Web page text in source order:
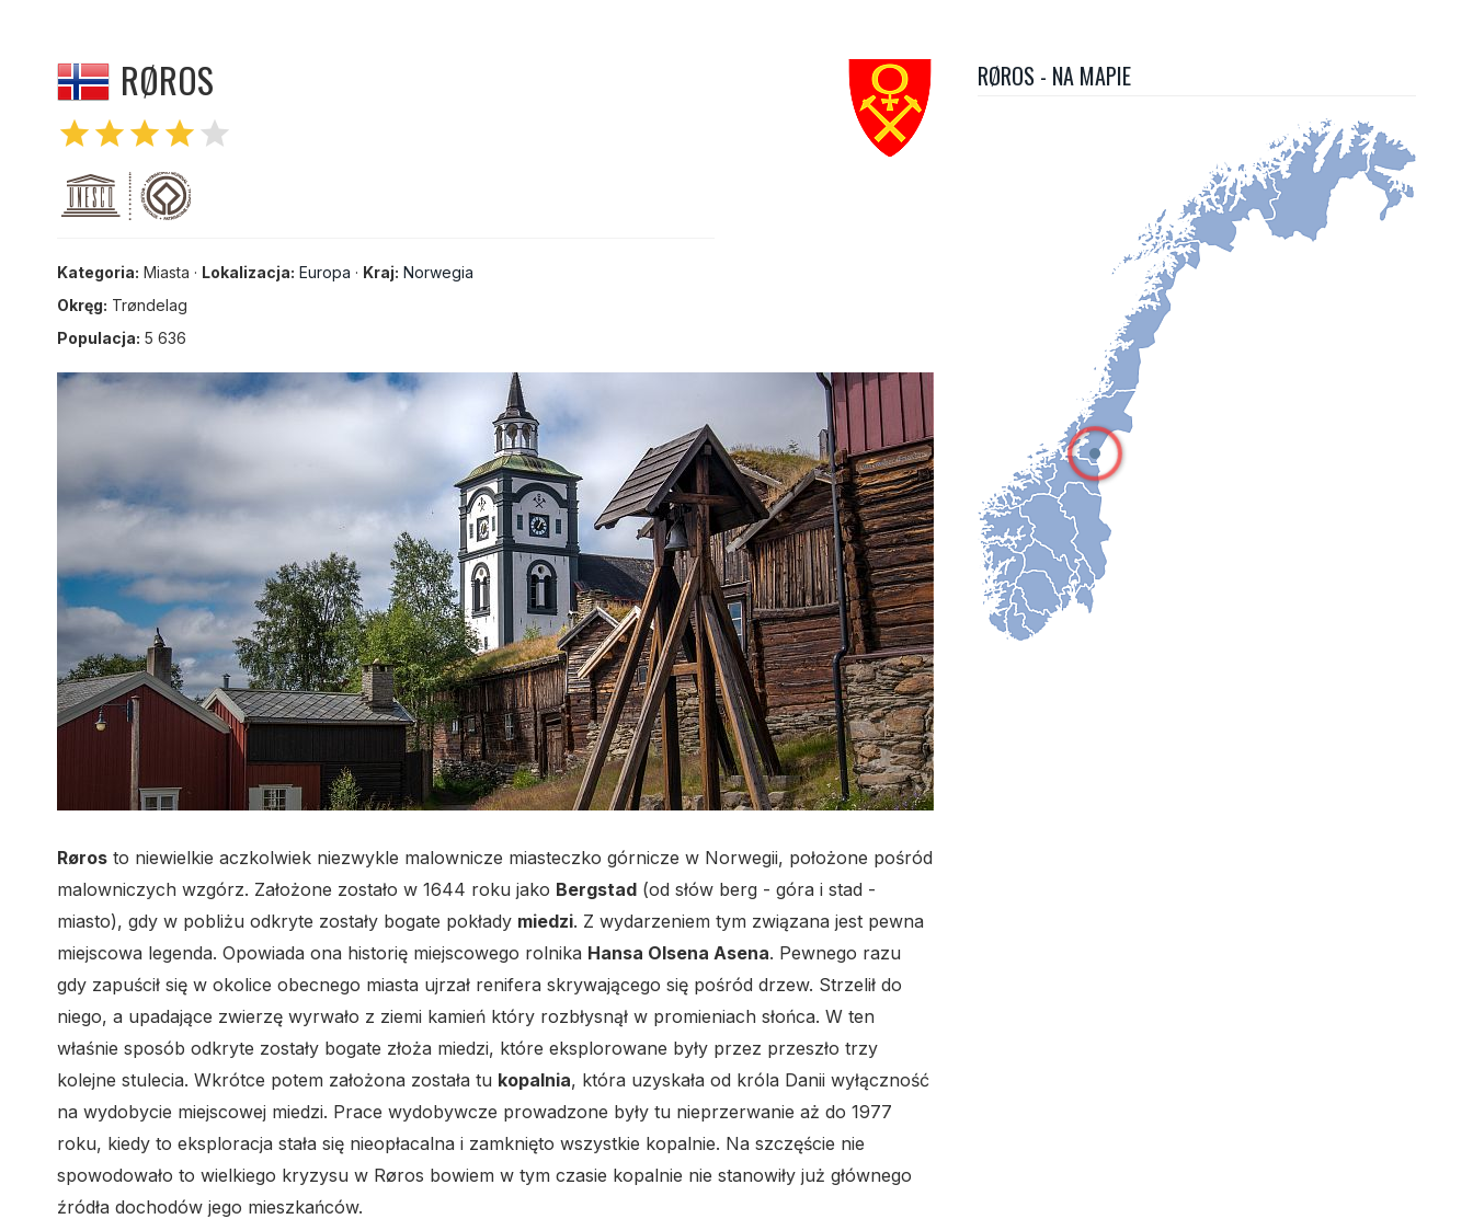
RØROS
starstarstarstar star
Kategoria: Miasta · Lokalizacja: Europa · Kraj: Norwegia
Okręg: Trøndelag
Populacja: 5 636
Røros to niewielkie aczkolwiek niezwykle malownicze miasteczko górnicze w Norwegii, położone pośród
malowniczych wzgórz. Założone zostało w 1644 roku jako Bergstad (od słów berg - góra i stad -
miasto), gdy w pobliżu odkryte zostały bogate pokłady miedzi. Z wydarzeniem tym związana jest pewna
miejscowa legenda. Opowiada ona historię miejscowego rolnika Hansa Olsena Asena. Pewnego razu
gdy zapuścił się w okolice obecnego miasta ujrzał renifera skrywającego się pośród drzew. Strzelił do
niego, a upadające zwierzę wyrwało z ziemi kamień który rozbłysnął w promieniach słońca. W ten
właśnie sposób odkryte zostały bogate złoża miedzi, które eksplorowane były przez przeszło trzy
kolejne stulecia. Wkrótce potem założona została tu kopalnia, która uzyskała od króla Danii wyłączność
na wydobycie miejscowej miedzi. Prace wydobywcze prowadzone były tu nieprzerwanie aż do 1977
roku, kiedy to eksploracja stała się nieopłacalna i zamknięto wszystkie kopalnie. Na szczęście nie
spowodowało to wielkiego kryzysu w Røros bowiem w tym czasie kopalnie nie stanowiły już głównego
źródła dochodów jego mieszkańców.
RØROS - NA MAPIE